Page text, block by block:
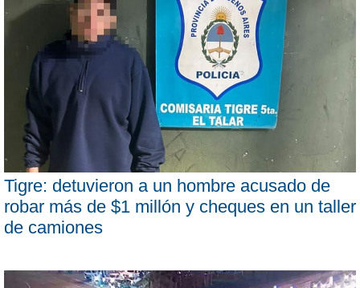
Tigre: detuvieron a un hombre acusado de
robar más de $1 millón y cheques en un taller
de camiones